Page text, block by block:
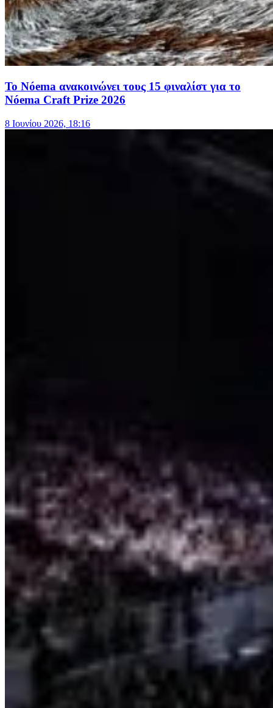
Το Nóema ανακοινώνει τους 15 φιναλίστ για το
Nóema Craft Prize 2026
8 Ιουνίου 2026, 18:16